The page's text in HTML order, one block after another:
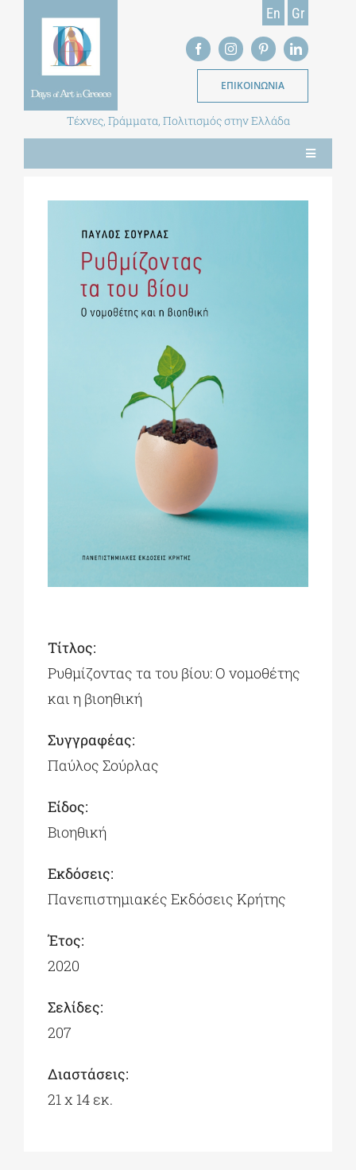
En Gr
ΕΠΙΚΟΙΝΩΝΙΑ
Τέχνες, Γράμματα, Πολιτισμός στην Ελλάδα
Toggle
Navigation
ΧΩΡΟΙ ΤΕΧΝΗΣ
ΕΚΔΗΛΩΣΕΙΣ
Τίτλος:
Ρυθμίζοντας τα του βίου: Ο νομοθέτης
και η βιοηθική
Συγγραφέας:
Παύλος Σούρλας
Είδος:
Βιοηθική
Εκδόσεις:
Πανεπιστημιακές Εκδόσεις Κρήτης
Έτος:
2020
Σελίδες:
207
Διαστάσεις:
21 x 14 εκ.